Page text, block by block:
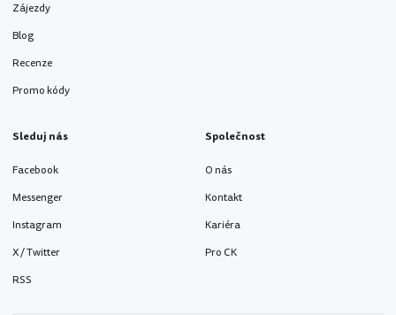
Zájezdy
Blog
Recenze
Promo kódy
Sleduj nás
Facebook
Messenger
Instagram
X / Twitter
RSS
Společnost
O nás
Kontakt
Kariéra
Pro CK